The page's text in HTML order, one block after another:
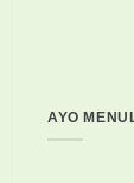
AYO